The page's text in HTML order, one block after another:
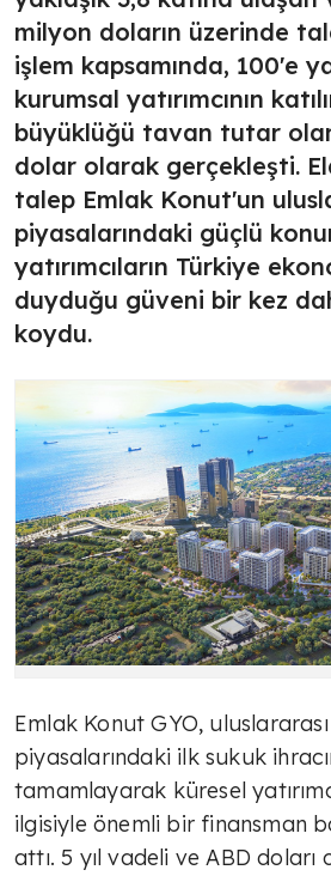
milyon doların üzerinde
işlem kapsamında, 100'e
kurumsal yatırımcının
büyüklüğü tavan tutar
dolar olarak gerçekleşti.
talep Emlak Konut'un
piyasalarındaki güçlü
yatırımcıların Türkiye
duyduğu güveni bir kez
koydu.
Emlak Konut GYO,
piyasalarındaki ilk sukuk
tamamlayarak küresel
ilgisiyle önemli bir finansman
attı. 5 yıl vadeli ve ABD doları